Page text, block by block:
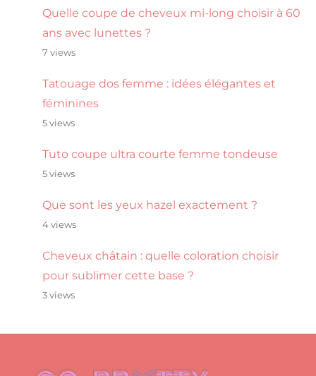
Quelle coupe de cheveux mi-long choisir à 60
ans avec lunettes ?
7 views
Tatouage dos femme : idées élégantes et
féminines
5 views
Tuto coupe ultra courte femme tondeuse
5 views
Que sont les yeux hazel exactement ?
4 views
Cheveux châtain : quelle coloration choisir
pour sublimer cette base ?
3 views